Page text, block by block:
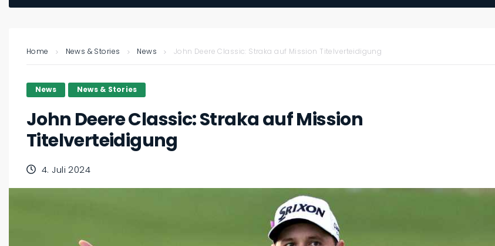
Home News & Stories News John Deere Classic: Straka auf Mission Titelverteidigung
News News & Stories
John Deere Classic: Straka auf Mission
Titelverteidigung
4. Juli 2024